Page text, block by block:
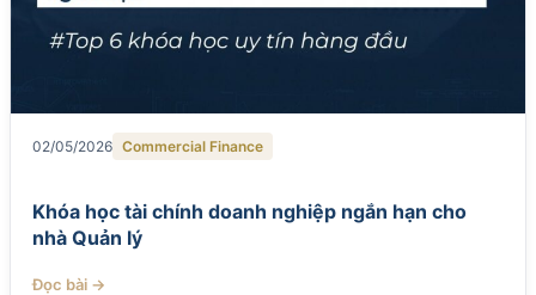
02/05/2026 Commercial Finance
Khóa học tài chính doanh nghiệp ngắn hạn cho
nhà Quản lý
Đọc bài →